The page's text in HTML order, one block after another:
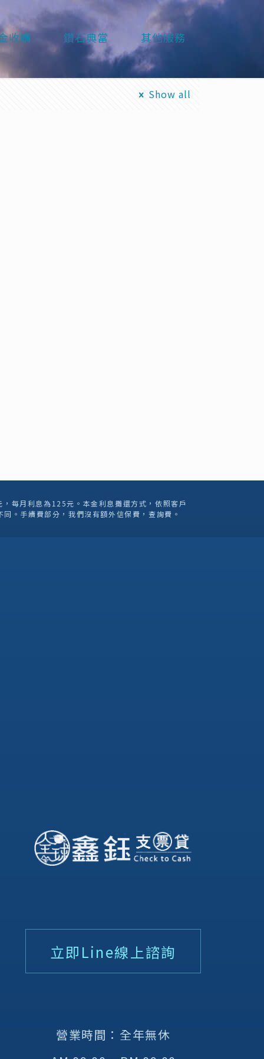
收購 鑽石典當 其他服務
Show all
每月利息為125元。本金利息攤還方式，依照客戶
。手續費部分，我們沒有額外信保費，查詢費。
立即Line線上諮詢
營業時間：全年無休